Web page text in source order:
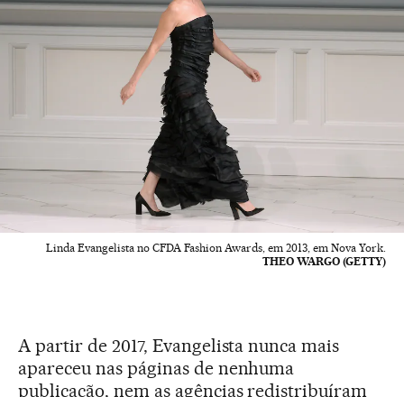
Linda Evangelista no CFDA Fashion Awards, em 2013, em Nova York.
THEO WARGO (GETTY)
A partir de 2017, Evangelista nunca mais
apareceu nas páginas de nenhuma
publicação, nem as agências redistribuíram